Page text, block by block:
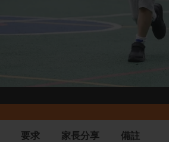
要求 家長分享 備註